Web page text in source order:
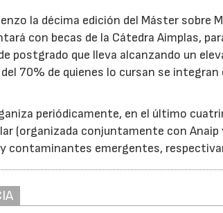
la décima edición del Máster sobre
con becas de la Cátedra Aimplas,
postgrado que lleva alcanzando un
70% de quienes lo cursan se integran
periódicamente, en el último
(organizada conjuntamente con Anaip
contaminantes emergentes,
23/07/2026